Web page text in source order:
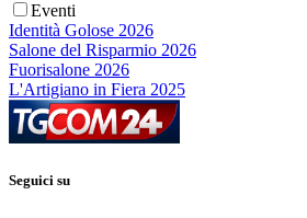
Eventi
Identità Golose 2026
Salone del Risparmio 2026
Fuorisalone 2026
L'Artigiano in Fiera 2025
Seguici su